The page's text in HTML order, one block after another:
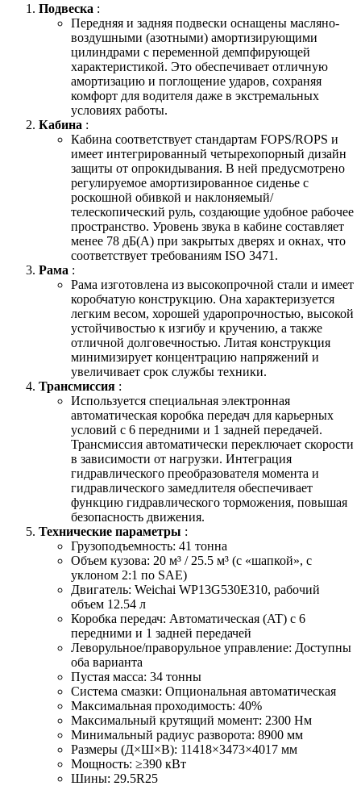
Подвеска :
Передняя и задняя подвески оснащены масляно-
воздушными (азотными) амортизирующими
цилиндрами с переменной демпфирующей
характеристикой. Это обеспечивает отличную
амортизацию и поглощение ударов, сохраняя
комфорт для водителя даже в экстремальных
условиях работы.
Кабина :
Кабина соответствует стандартам FOPS/ROPS и
имеет интегрированный четырехопорный дизайн
защиты от опрокидывания. В ней предусмотрено
регулируемое амортизированное сиденье с
роскошной обивкой и наклоняемый/
телескопический руль, создающие удобное рабочее
пространство. Уровень звука в кабине составляет
менее 78 дБ(A) при закрытых дверях и окнах, что
соответствует требованиям ISO 3471.
Рама :
Рама изготовлена из высокопрочной стали и имеет
коробчатую конструкцию. Она характеризуется
легким весом, хорошей ударопрочностью, высокой
устойчивостью к изгибу и кручению, а также
отличной долговечностью. Литая конструкция
минимизирует концентрацию напряжений и
увеличивает срок службы техники.
Трансмиссия :
Используется специальная электронная
автоматическая коробка передач для карьерных
условий с 6 передними и 1 задней передачей.
Трансмиссия автоматически переключает скорости
в зависимости от нагрузки. Интеграция
гидравлического преобразователя момента и
гидравлического замедлителя обеспечивает
функцию гидравлического торможения, повышая
безопасность движения.
Технические параметры :
Грузоподъемность: 41 тонна
Объем кузова: 20 м³ / 25.5 м³ (c «шапкой», с
уклоном 2:1 по SAE)
Двигатель: Weichai WP13G530E310, рабочий
объем 12.54 л
Коробка передач: Автоматическая (AT) с 6
передними и 1 задней передачей
Леворульное/праворульное управление: Доступны
оба варианта
Пустая масса: 34 тонны
Система смазки: Опциональная автоматическая
Максимальная проходимость: 40%
Максимальный крутящий момент: 2300 Нм
Минимальный радиус разворота: 8900 мм
Размеры (Д×Ш×В): 11418×3473×4017 мм
Мощность: ≥390 кВт
Шины: 29.5R25